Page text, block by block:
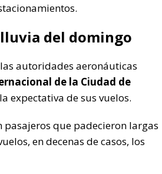
del domingo
autoridades aeronáuticas
de la Ciudad de
expectativa de sus vuelos.
que padecieron largas
en decenas de casos, los